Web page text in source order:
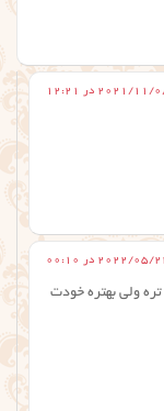
11/08 در 12:21
05/22 در 00:10
ولی بهتره خودت